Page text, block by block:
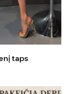
taps